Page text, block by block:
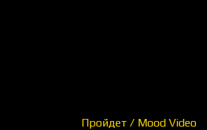
Пройдет / Mood Video